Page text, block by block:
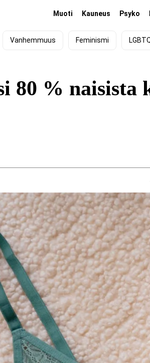
Muoti Kauneus Psyko
Vanhemmuus Feminismi
80 % naisista